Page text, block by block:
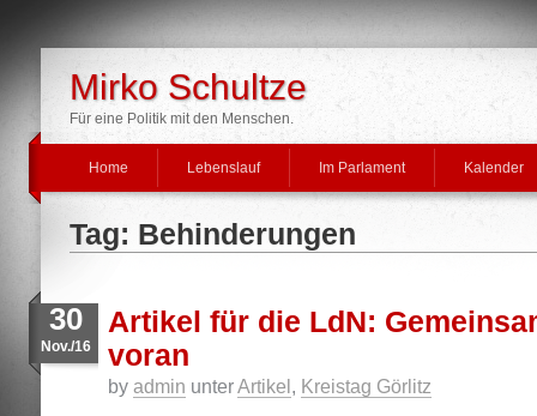
Mirko Schultze
Für eine Politik mit den Menschen.
Home Lebenslauf Im Parlament Kalender
Tag: Behinderungen
30
Nov./16
Artikel für die LdN:
voran
by admin unterArtikel , Kreistag Görlitz